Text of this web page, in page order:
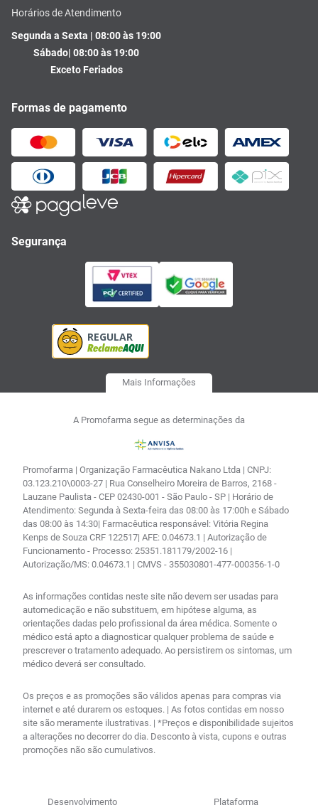
Horários de Atendimento
Segunda a Sexta | 08:00 às 19:00
Sábado| 08:00 às 19:00
Exceto Feriados
Formas de pagamento
Segurança
Mais Informações
A Promofarma segue as determinações da
Promofarma | Organização Farmacêutica Nakano Ltda | CNPJ:
03.123.210\0003-27 | Rua Conselheiro Moreira de Barros, 2168 -
Lauzane Paulista - CEP 02430-001 - São Paulo - SP | Horário de
Atendimento: Segunda à Sexta-feira das 08:00 às 17:00h e Sábado
das 08:00 às 14:30| Farmacêutica responsável: Vitória Regina
Kenps de Souza CRF 122517| AFE: 0.04673.1 | Autorização de
Funcionamento - Processo: 25351.181179/2002-16 |
Autorização/MS: 0.04673.1 | CMVS - 355030801-477-000356-1-0
As informações contidas neste site não devem ser usadas para
automedicação e não substituem, em hipótese alguma, as
orientações dadas pelo profissional da área médica. Somente o
médico está apto a diagnosticar qualquer problema de saúde e
prescrever o tratamento adequado. Ao persistirem os sintomas, um
médico deverá ser consultado.
Os preços e as promoções são válidos apenas para compras via
internet e até durarem os estoques. | As fotos contidas em nosso
site são meramente ilustrativas. | *Preços e disponibilidade sujeitos
a alterações no decorrer do dia. Desconto à vista, cupons e outras
promoções não são cumulativos.
Desenvolvimento Plataforma